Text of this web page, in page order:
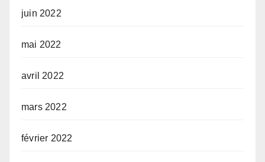
juin 2022
mai 2022
avril 2022
mars 2022
février 2022